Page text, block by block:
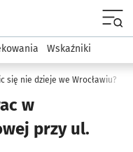
Prezydent
Wskaźniki
się nie dzieje we Wrocławiu?
w
przy ul.